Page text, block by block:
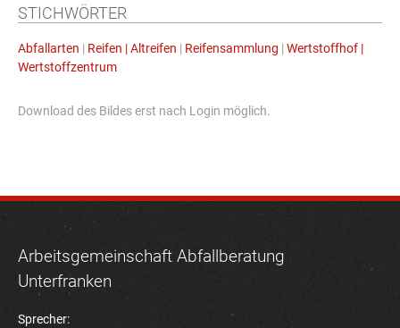
STICHWÖRTER
Abfallarten | Reifen | Altreifen | Reifensammlung | Wertstoffhof |
Wertstoffzentrum
Download des Bildes erst nach Login möglich.
Arbeitsgemeinschaft Abfallberatung
Unterfranken
Sprecher: